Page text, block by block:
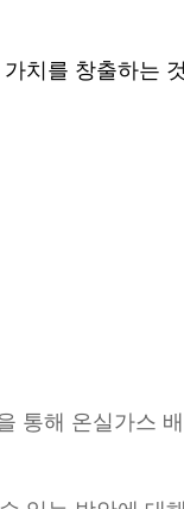
치를 창출하는
통해 온실가스